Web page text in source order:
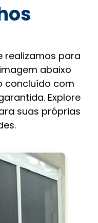
realizamos para
abaixo
concluído com
Explore
suas próprias